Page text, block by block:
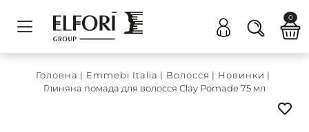
0
Головна | Emmebi Italia | Волосся | Новинки |
Глиняна помада для волосся Clay Pomade 75 мл